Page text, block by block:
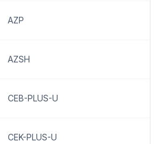
AZP
AZSH
CEB-PLUS-U
CEK-PLUS-U